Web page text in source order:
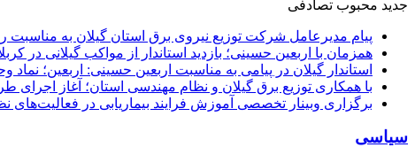
جدید محبوب تصادفی
پیام مدیرعامل شركت توزیع نیروی برق استان گیلان به مناسبت
همزمان با اربعین حسینی؛ بازدید استاندار از مواکب گیلانی در
استاندار گیلان در پیامی به مناسبت اربعین حسینی: اربعین؛
با همکاری توزیع برق گیلان و نظام مهندسی استان؛ آغاز اجرای
برگزاری وبینار تخصصی آموزش فرایند بیماریابی در فعالیت‌های
سیاسی